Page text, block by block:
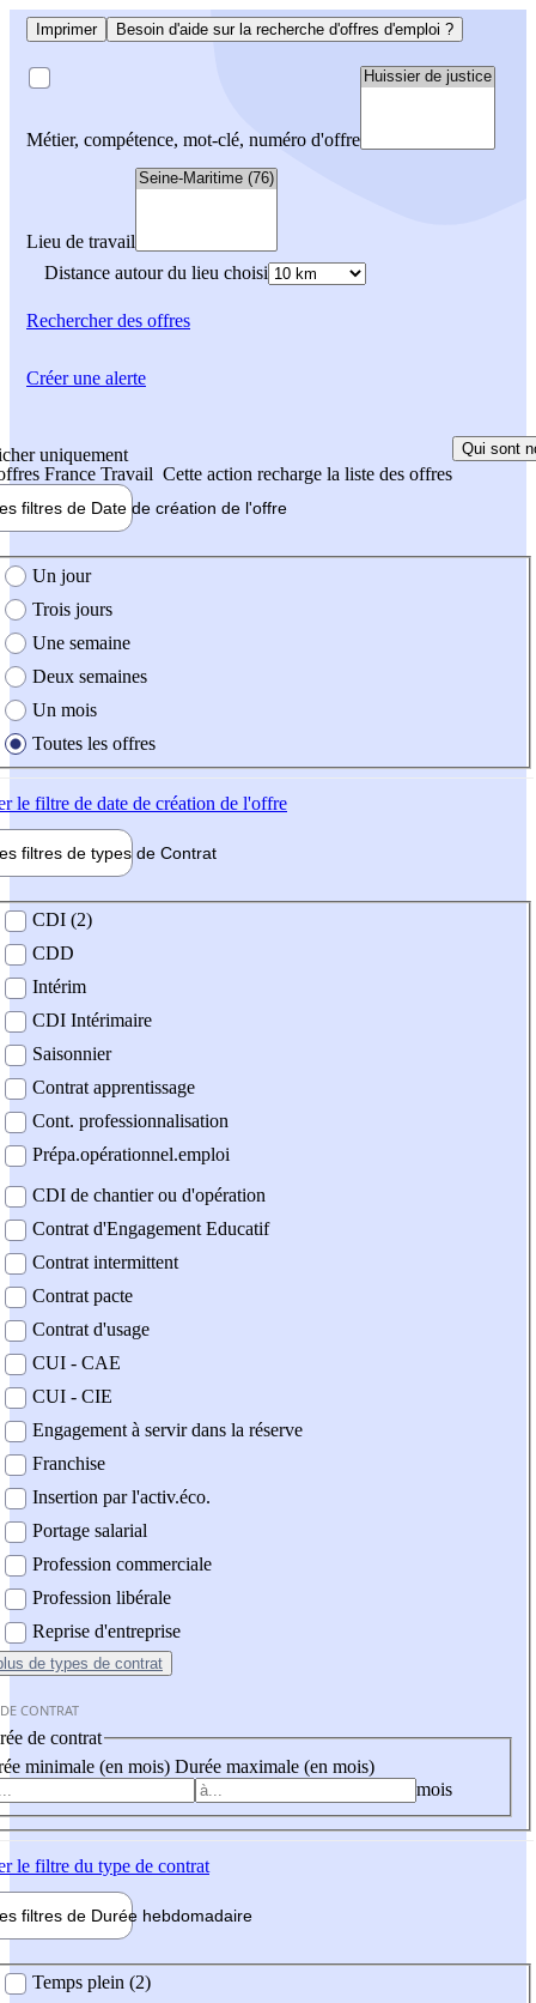
Imprimer Besoin d'aide sur la recherche d'offres d'emploi ?
Métier, compétence, mot-clé, numéro d'offre
Lieu de travail
Distance autour du lieu choisi
Rechercherdes offres
uniquement
France Travail Cette action recharge la liste des offres
Qui sont
filtres de Date de création de l'offre
création de l'offre
Un jour
Trois jours
Une semaine
Deux semaines
Un mois
Toutes les offres
le filtre de date de création de l'offre
filtres de types de Contrat
contrat
CDI (2)
CDD
Intérim
CDI Intérimaire
Saisonnier
Contrat apprentissage
Cont. professionnalisation
Prépa.opérationnel.emploi
CDI de chantier ou d'opération
Contrat d'Engagement Educatif
Contrat intermittent
Contrat pacte
Contrat d'usage
CUI - CAE
CUI - CIE
Engagement à servir dans la réserve
Franchise
Insertion par l'activ.éco.
Portage salarial
Profession commerciale
Profession libérale
Reprise d'entreprise
de types de contrat
CONTRAT
de contrat
minimale (en mois) Durée maximale (en mois)
mois
le filtre du type de contrat
filtres de Durée hebdomadaire
Temps plein (2)
Créer une alerte